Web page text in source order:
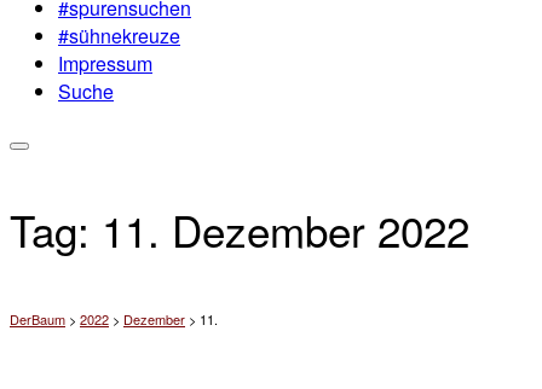
#spurensuchen
#sühnekreuze
Impressum
Suche
Tag: 11. Dezember 2022
DerBaum > 2022 > Dezember > 11.